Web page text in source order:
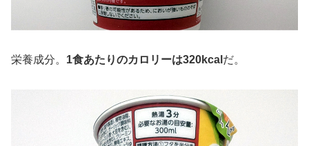
栄養成分。 1食あたりのカロリーは320kcal だ。